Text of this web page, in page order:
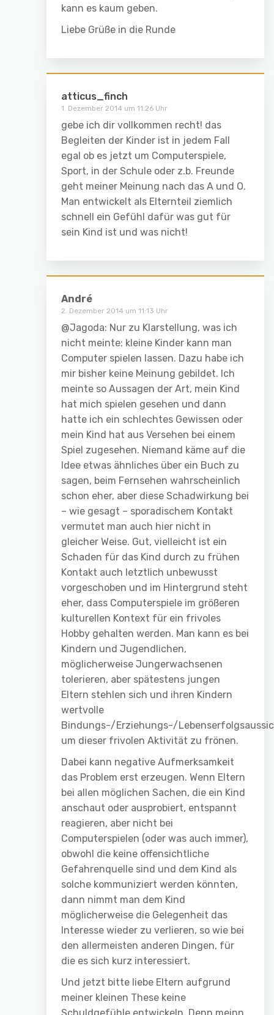
kann es kaum geben.
Liebe Grüße in die Runde
atticus_finch
1. Dezember 2014 um 11:26 Uhr
gebe ich dir vollkommen recht! das
Begleiten der Kinder ist in jedem Fall
egal ob es jetzt um Computerspiele,
Sport, in der Schule oder z.b. Freunde
geht meiner Meinung nach das A und O.
Man entwickelt als Elternteil ziemlich
schnell ein Gefühl dafür was gut für
sein Kind ist und was nicht!
André
2. Dezember 2014 um 11:13 Uhr
@Jagoda: Nur zu Klarstellung, was ich
nicht meinte: kleine Kinder kann man
Computer spielen lassen. Dazu habe ich
mir bisher keine Meinung gebildet. Ich
meinte so Aussagen der Art, mein Kind
hat mich spielen gesehen und dann
hatte ich ein schlechtes Gewissen oder
mein Kind hat aus Versehen bei einem
Spiel zugesehen. Niemand käme auf die
Idee etwas ähnliches über ein Buch zu
sagen, beim Fernsehen wahrscheinlich
schon eher, aber diese Schadwirkung bei
– wie gesagt – sporadischem Kontakt
vermutet man auch hier nicht in
gleicher Weise. Gut, vielleicht ist ein
Schaden für das Kind durch zu frühen
Kontakt auch letztlich unbewusst
vorgeschoben und im Hintergrund steht
eher, dass Computerspiele im größeren
kulturellen Kontext für ein frivoles
Hobby gehalten werden. Man kann es bei
Kindern und Jugendlichen,
möglicherweise Jungerwachsenen
tolerieren, aber spätestens jungen
Eltern stehlen sich und ihren Kindern
wertvolle
Bindungs-/Erziehungs-/
um dieser frivolen Aktivität zu frönen.
Dabei kann negative Aufmerksamkeit
das Problem erst erzeugen. Wenn Eltern
bei allen möglichen Sachen, die ein Kind
anschaut oder ausprobiert, entspannt
reagieren, aber nicht bei
Computerspielen (oder was auch immer),
obwohl die keine offensichtliche
Gefahrenquelle sind und dem Kind als
solche kommuniziert werden könnten,
dann nimmt man dem Kind
möglicherweise die Gelegenheit das
Interesse wieder zu verlieren, so wie bei
den allermeisten anderen Dingen, für
die es sich kurz interessiert.
Und jetzt bitte liebe Eltern aufgrund
meiner kleinen These keine